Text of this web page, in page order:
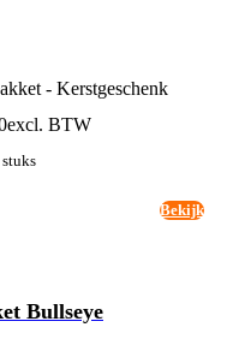
- Kerstgeschenk
excl. BTW
Bekijk
Bullseye